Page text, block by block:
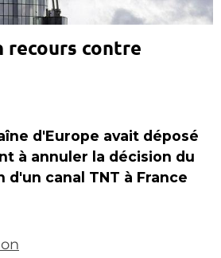
recours contre
d'Europe avait déposé
à annuler la décision du
d'un canal TNT à France